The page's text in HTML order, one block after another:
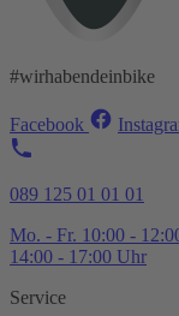
#wirhabendeinbike
Facebook
089 125 01 01 01
Mo. - Fr. 10:00 -
14:00 - 17:00 Uhr
Service